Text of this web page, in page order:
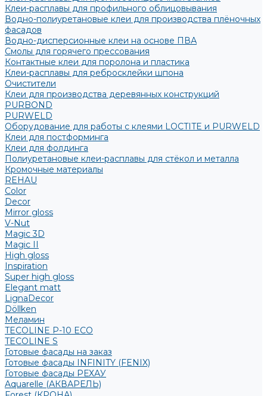
Клеи-расплавы для профильного облицовывания
Водно-полиуретановые клеи для производства плёночных
фасадов
Водно-дисперсионные клеи на основе ПВА
Смолы для горячего прессования
Контактные клеи для поролона и пластика
Клеи-расплавы для ребросклейки шпона
Очистители
Клеи для производства деревянных конструкций
PURBOND
PURWELD
Оборудование для работы с клеями LOCTITE и PURWELD
Клеи для постформинга
Клеи для фолдинга
Полиуретановые клеи-расплавы для стёкол и металла
Кромочные материалы
REHAU
Color
Decor
Mirror gloss
V-Nut
Magic 3D
Magic II
High gloss
Inspiration
Super high gloss
Elegant matt
LignaDecor
Döllken
Меламин
TECOLINE P-10 ECO
TECOLINE S
Готовые фасады на заказ
Готовые фасады INFINITY (FENIX)
Готовые фасады РЕХАУ
Aquarelle (АКВАРЕЛЬ)